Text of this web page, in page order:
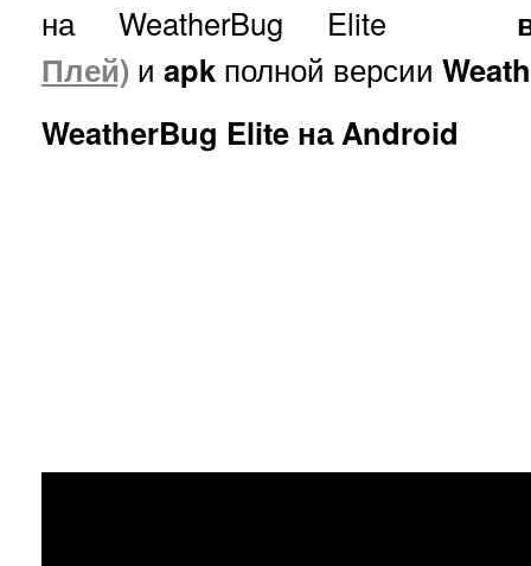
на
WeatherBug Elite
Плей) и apk полной версии
WeatherBug Elite на Android